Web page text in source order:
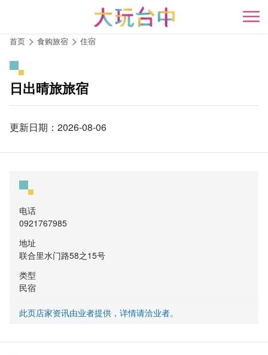
开
首页 食购旅宿 住宿
日出晴旅旅宿
更新日期：2026-08-06
电话
0921767985
地址
联合里水门路58之15号
类型
民宿
此页店家资讯由业者提供，详情请洽业者。